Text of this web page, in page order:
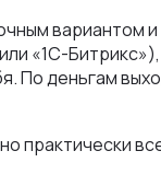
вариантом и
«1С-
По деньгам
практически